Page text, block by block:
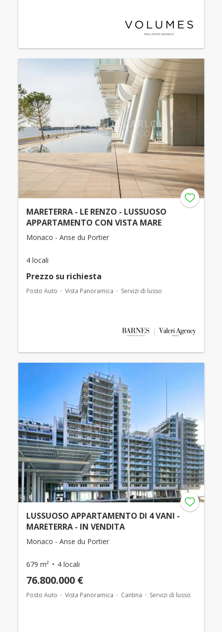
MARETERRA - LE RENZO - LUSSUOSO
APPARTAMENTO CON VISTA MARE
Monaco - Anse du Portier
4 locali
Prezzo su richiesta
Posto Auto Vista Panoramica Servizi di lusso
LUSSUOSO APPARTAMENTO DI 4 VANI -
MARETERRA - IN VENDITA
Monaco - Anse du Portier
679 m² 4 locali
76.800.000 €
Posto Auto Vista Panoramica Cantina Servizi di lusso